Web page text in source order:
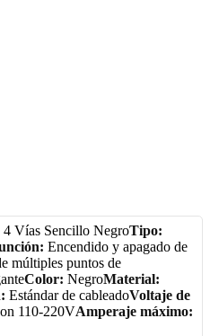
Vías Sencillo NegroTipo:
Encendido y apagado de
múltiples puntos de
Color: NegroMaterial:
Estándar de cableadoVoltaje de
110-220VAmperaje máximo: